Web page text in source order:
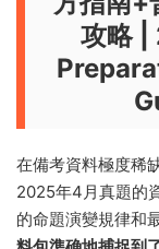
攻略
在備考資料極度稀
2025年4月真題的
的命題演變規律和